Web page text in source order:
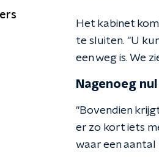
Het kabinet
te sluiten. "U
een weg is. We
Nagenoeg
"Bovendien
er zo kort iets
waar een